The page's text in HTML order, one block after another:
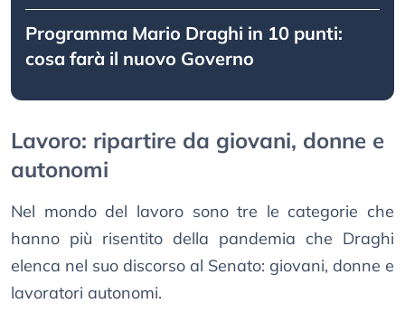
Programma Mario Draghi in 10 punti:
cosa farà il nuovo Governo
Lavoro: ripartire da giovani, donne e
autonomi
Nel mondo del lavoro sono tre le categorie che
hanno più risentito della pandemia che Draghi
elenca nel suo discorso al Senato: giovani, donne e
lavoratori autonomi.